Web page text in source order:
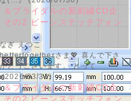
＆ブライダルの新刺繍CD企
の2 ビーンステッチフォン
ぎ えつこ
さま💖 喜んで下さ
とうございます。 とって
(2026/03/31)
＆ブライダルの新刺繍CD企
の2 ビーンステッチフォン